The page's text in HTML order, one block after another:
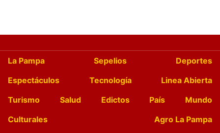
La Pampa Sepelios
Deportes
Espectáculos
Tecnología
Linea Abierta
Turismo
Salud Edictos País
Mundo
Culturales
Agro La Pampa